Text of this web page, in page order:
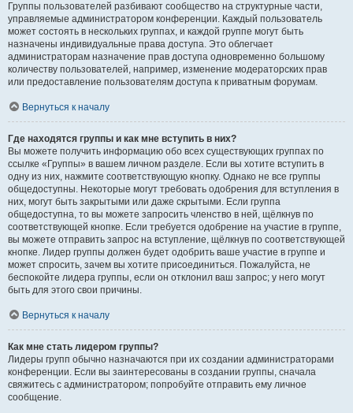
Группы пользователей разбивают сообщество на структурные части,
управляемые администратором конференции. Каждый пользователь
может состоять в нескольких группах, и каждой группе могут быть
назначены индивидуальные права доступа. Это облегчает
администраторам назначение прав доступа одновременно большому
количеству пользователей, например, изменение модераторских прав
или предоставление пользователям доступа к приватным форумам.
Вернуться к началу
Где находятся группы и как мне вступить в них?
Вы можете получить информацию обо всех существующих группах по
ссылке «Группы» в вашем личном разделе. Если вы хотите вступить в
одну из них, нажмите соответствующую кнопку. Однако не все группы
общедоступны. Некоторые могут требовать одобрения для вступления в
них, могут быть закрытыми или даже скрытыми. Если группа
общедоступна, то вы можете запросить членство в ней, щёлкнув по
соответствующей кнопке. Если требуется одобрение на участие в группе,
вы можете отправить запрос на вступление, щёлкнув по соответствующей
кнопке. Лидер группы должен будет одобрить ваше участие в группе и
может спросить, зачем вы хотите присоединиться. Пожалуйста, не
беспокойте лидера группы, если он отклонил ваш запрос; у него могут
быть для этого свои причины.
Вернуться к началу
Как мне стать лидером группы?
Лидеры групп обычно назначаются при их создании администраторами
конференции. Если вы заинтересованы в создании группы, сначала
свяжитесь с администратором; попробуйте отправить ему личное
сообщение.